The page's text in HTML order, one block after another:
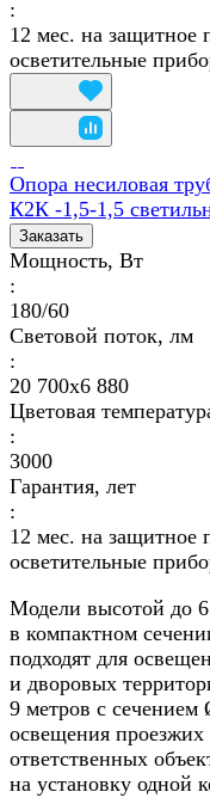
:
12 мес. на защитное
осветительные
Опора несиловая
К2К -1,5-1,5
Заказать
Мощность, Вт
:
180/60
Световой поток, лм
:
20 700х6 880
Цветовая
:
3000
Гарантия, лет
:
12 мес. на защитное
осветительные
Модели высотой до
в компактном
подходят для
и дворовых
9 метров с
освещения проезжих
ответственных
на установку одной